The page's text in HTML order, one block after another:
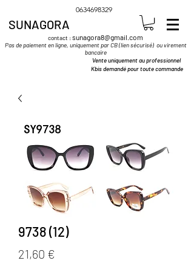
0634698329
SUNAGORA
contact :sunagora8@gmail.com
Pas de paiement en ligne, uniquement par CB (lien sécurisé) ou virement
bancaire
Vente uniquement au professionnel
Kbis demandé pour toute commande
9738 (12)
21,60 €